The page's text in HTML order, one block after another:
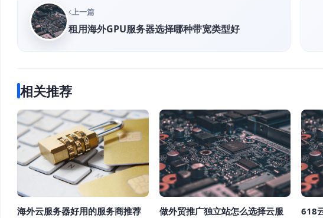
上一篇
租用海外GPU服务器选择哪种带宽类型好
相关推荐
海外云服务器好用的服务商推荐
做外贸推广独立站怎么选择云服
618